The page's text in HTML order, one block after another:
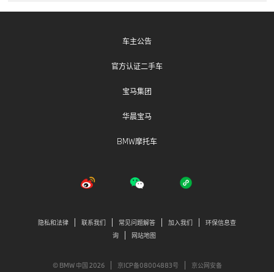
车主公告
官方认证二手车
宝马集团
华晨宝马
BMW摩托车
隐私和法律 联系我们 常见问题解答 加入我们
环保信息查
询
网站地图
© BMW 中国 2026 京ICP备08004883号 京公网安备